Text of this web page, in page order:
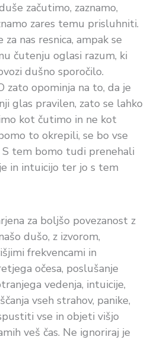
začutimo, zaznamo,
zares temu prisluhniti.
nas resnica, ampak se
čutenju oglasi razum, ki
dušno sporočilo.
zato opominja na to, da je
glas pravilen, zato se lahko
kot čutimo in ne kot
to okrepili, se bo vse
tem bomo tudi prenehali
in intuicijo ter jo s tem
za boljšo povezanost z
dušo, z izvorom,
frekvencami in
očesa, poslušanje
vedenja, intuicije,
vseh strahov, panike,
vse in objeti višjo
veš čas. Ne ignoriraj je